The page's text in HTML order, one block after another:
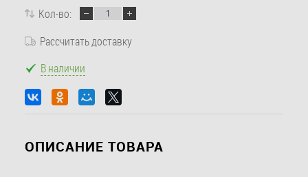
Кол-во:
Рассчитать доставку
В наличии
ОПИСАНИЕ ТОВАРА